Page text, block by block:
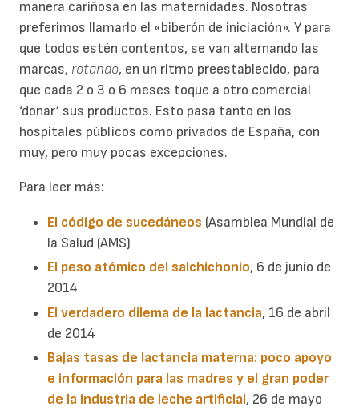
manera cariñosa en las maternidades. Nosotras
preferimos llamarlo el «biberón de iniciación». Y para
que todos estén contentos, se van alternando las
marcas, rotando, en un ritmo preestablecido, para
que cada 2 o 3 o 6 meses toque a otro comercial
‘donar’ sus productos. Esto pasa tanto en los
hospitales públicos como privados de España, con
muy, pero muy pocas excepciones.
Para leer más:
El código de sucedáneos (Asamblea Mundial de
la Salud (AMS)
El peso atómico del salchichonio, 6 de junio de
2014
El verdadero dilema de la lactancia, 16 de abril
de 2014
Bajas tasas de lactancia materna: poco apoyo
e información para las madres y el gran poder
de la industria de leche artificial, 26 de mayo